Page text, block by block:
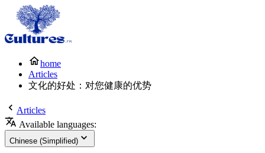
home
Articles
文化的好处：对您健康的优势
Articles
Available languages:
Chinese (Simplified)